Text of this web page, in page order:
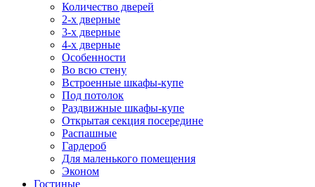
Количество дверей
2-х дверные
3-х дверные
4-х дверные
Особенности
Во всю стену
Встроенные шкафы-купе
Под потолок
Раздвижные шкафы-купе
Открытая секция посередине
Распашные
Гардероб
Для маленького помещения
Эконом
Гостиные